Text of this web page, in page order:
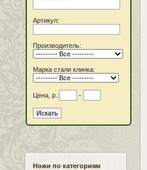
Артикул:
Производитель:
Марка стали клинка:
Цена, р.: -
Ножи по категориям